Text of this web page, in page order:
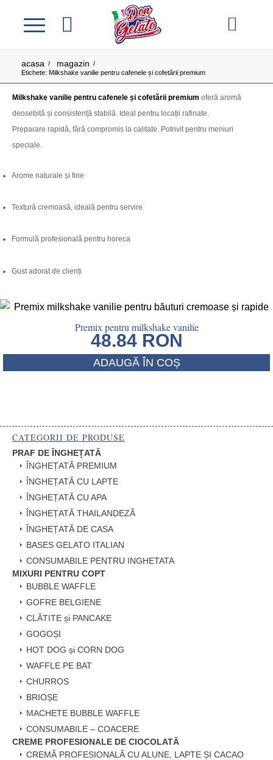
acasa / magazin /
Etichete: Milkshake vanilie pentru cafenele și cofetării premium
Milkshake vanilie pentru cafenele și cofetării premium oferă aromă
deosebită și consistență stabilă. Ideal pentru locații rafinate.
Preparare rapidă, fără compromis la calitate. Potrivit pentru meniuri
speciale.
Arome naturale și fine
Textură cremoasă, ideală pentru servire
Formulă profesională pentru horeca
Gust adorat de clienți
Premix pentru milkshake vanilie
48.84 RON
ADAUGĂ ÎN COȘ
CATEGORII DE PRODUSE
PRAF DE ÎNGHEȚATĂ
ÎNGHEȚATĂ PREMIUM
ÎNGHEȚATĂ CU LAPTE
ÎNGHEȚATĂ CU APA
ÎNGHEȚATĂ THAILANDEZĂ
ÎNGHEȚATĂ DE CASA
BASES GELATO ITALIAN
CONSUMABILE PENTRU INGHETATA
MIXURI PENTRU COPT
BUBBLE WAFFLE
GOFRE BELGIENE
CLĂTITE și PANCAKE
GOGOȘI
HOT DOG și CORN DOG
WAFFLE PE BAT
CHURROS
BRIOȘE
MACHETE BUBBLE WAFFLE
CONSUMABILE – COACERE
CREME PROFESIONALE DE CIOCOLATĂ
CREMĂ PROFESIONALĂ CU ALUNE, LAPTE ȘI CACAO